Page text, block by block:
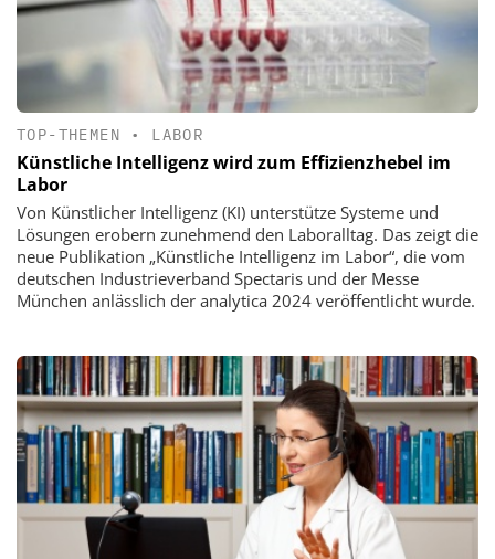
TOP-THEMEN • LABOR
Künstliche Intelligenz wird zum Effizienzhebel im
Labor
Von Künstlicher Intelligenz (KI) unterstütze Systeme und
Lösungen erobern zunehmend den Laboralltag. Das zeigt die
neue Publikation „Künstliche Intelligenz im Labor“, die vom
deutschen Industrieverband Spectaris und der Messe
München anlässlich der analytica 2024 veröffentlicht wurde.